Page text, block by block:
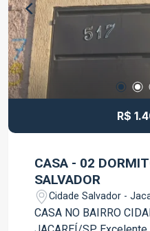
possui piso frio em
revestimento cerâmico
banheiro, garantindo
manutenção. Casa
para morar. Uma excelente opção para moradia,
veraneio ou
privilegiada de Caraguatatuba. Entre
para mais informações
R$
CASA - 02
SALVADOR
Cidade Salvador -
CASA NO BAIRRO